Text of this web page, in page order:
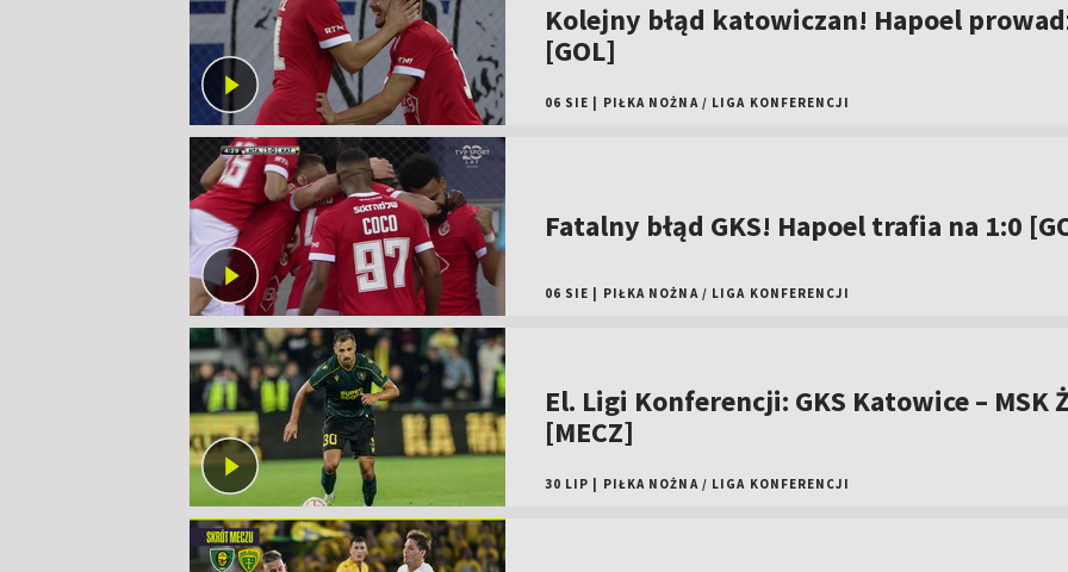
Kolejny błąd katowiczan! Hapoel
[GOL]
06 SIE PIŁKA NOŻNA / LIGA KONFERENCJI
Fatalny błąd GKS! Hapoel trafia na 1:0
06 SIE PIŁKA NOŻNA / LIGA KONFERENCJI
El. Ligi Konferencji: GKS Katowice – MSK
[MECZ]
30 LIP PIŁKA NOŻNA / LIGA KONFERENCJI